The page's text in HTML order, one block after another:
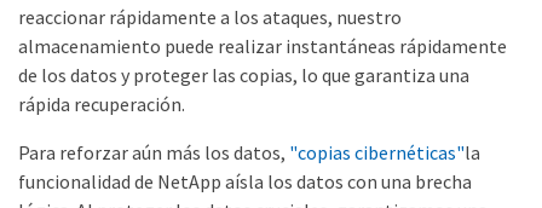
reaccionar rápidamente a los ataques, nuestro
almacenamiento puede realizar instantáneas rápidamente
de los datos y proteger las copias, lo que garantiza una
rápida recuperación.
Para reforzar aún más los datos, "copias cibernéticas"la
funcionalidad de NetApp aísla los datos con una brecha